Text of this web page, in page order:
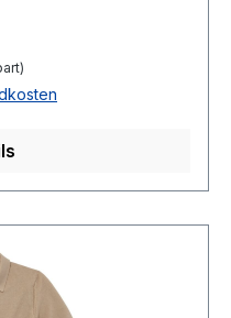
Nr.: 5411 12